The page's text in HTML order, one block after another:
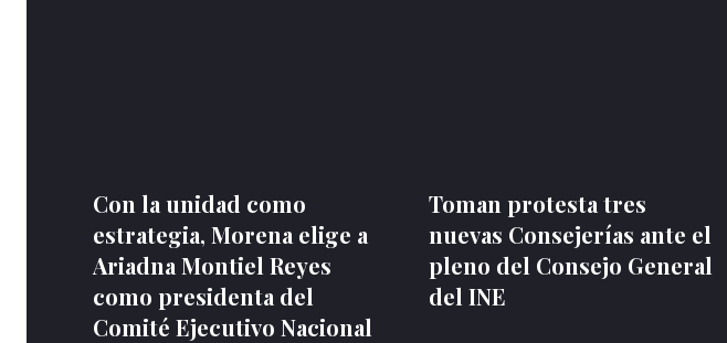
Con la unidad como
estrategia, Morena elige a
Ariadna Montiel Reyes
como presidenta del
Comité Ejecutivo Nacional
Toman protesta tres
nuevas Consejerías ante el
pleno del Consejo General
del INE